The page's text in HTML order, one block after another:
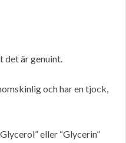
det är genuint.
och har en tjock,
eller “Glycerin”